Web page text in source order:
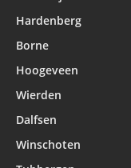
Hardenberg
Borne
Hoogeveen
Wierden
Dalfsen
Winschoten